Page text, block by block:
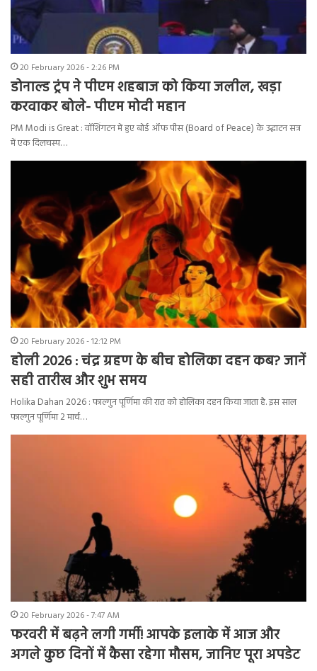
20 February 2026 - 2:26 PM
डोनाल्ड ट्रंप ने पीएम शहबाज को किया जलील, खड़ा
करवाकर बोले- पीएम मोदी महान
PM Modi is Great : वॉशिंगटन में हुए बोर्ड ऑफ पीस (Board of Peace) के उद्घाटन सत्र
में एक दिलचस्प…
20 February 2026 - 12:12 PM
होली 2026 : चंद्र ग्रहण के बीच होलिका दहन कब? जानें
सही तारीख और शुभ समय
Holika Dahan 2026 : फाल्‍गुन पूर्णिमा की रात को होलिका दहन किया जाता है. इस साल
फाल्‍गुन पूर्णिमा 2 मार्च…
20 February 2026 - 7:47 AM
फरवरी में बढ़ने लगी गर्मी! आपके इलाके में आज और
अगले कुछ दिनों में कैसा रहेगा मौसम, जानिए पूरा अपडेट